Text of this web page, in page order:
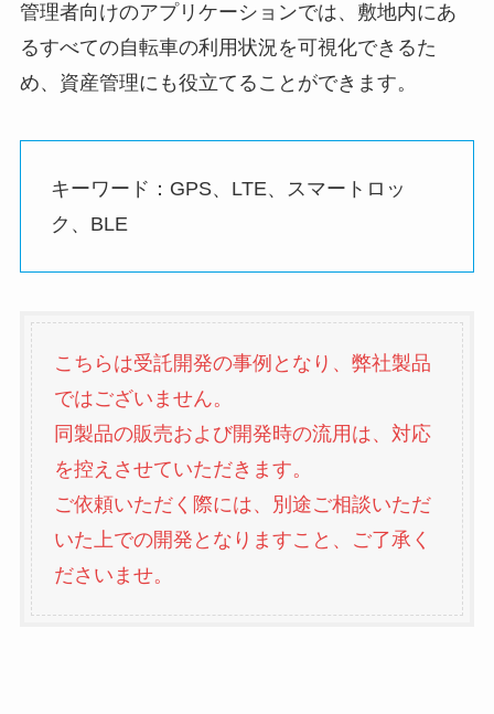
管理者向けのアプリケーションでは、敷地内にあ
るすべての自転車の利用状況を可視化できるた
め、資産管理にも役立てることができます。
キーワード：GPS、LTE、スマートロッ
ク、BLE
こちらは受託開発の事例となり、弊社製品
ではございません。
同製品の販売および開発時の流用は、対応
を控えさせていただきます。
ご依頼いただく際には、別途ご相談いただ
いた上での開発となりますこと、ご了承く
ださいませ。